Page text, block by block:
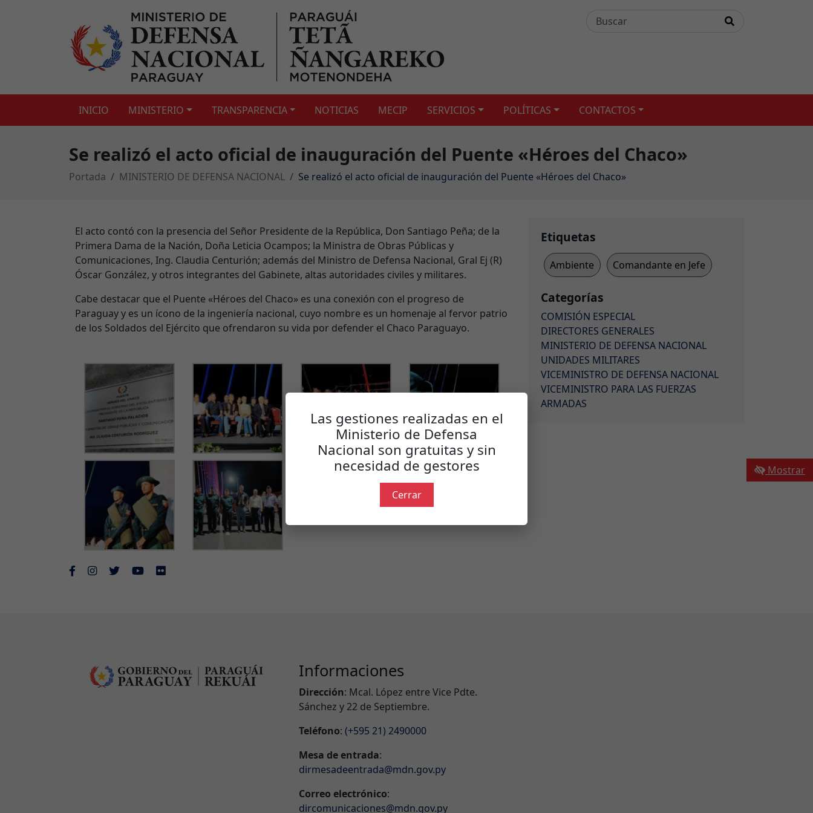
INICIO MINISTERIO TRANSPARENCIA NOTICIAS MECIP SERVICIOS POLÍTICAS CONTACTOS
Mostrar
Se realizó el acto oficial de inauguración del Puente «Héroes del Chaco»
Portada MINISTERIO DE DEFENSA NACIONAL Se realizó el acto oficial de inauguración del Puente «Héroes del Chaco»
El acto contó con la presencia del Señor Presidente de la República, Don Santiago Peña; de la
Primera Dama de la Nación, Doña Leticia Ocampos; la Ministra de Obras Públicas y
Comunicaciones, Ing. Claudia Centurión; además del Ministro de Defensa Nacional, Gral Ej (R)
Óscar González, y otros integrantes del Gabinete, altas autoridades civiles y militares.
Cabe destacar que el Puente «Héroes del Chaco» es una conexión con el progreso de
Paraguay y es un ícono de la ingeniería nacional, cuyo nombre es un homenaje al fervor patrio
de los Soldados del Ejército que ofrendaron su vida por defender el Chaco Paraguayo.
Etiquetas
Ambiente Comandante en Jefe
Categorías
COMISIÓN ESPECIAL
DIRECTORES GENERALES
MINISTERIO DE DEFENSA NACIONAL
UNIDADES MILITARES
VICEMINISTRO DE DEFENSA NACIONAL
VICEMINISTRO PARA LAS FUERZAS
ARMADAS
Informaciones
Dirección: Mcal. López entre Vice Pdte.
Sánchez y 22 de Septiembre.
Teléfono: (+595 21) 2490000
Mesa de entrada:
dirmesadeentrada@mdn.gov.py
Correo electrónico:
dircomunicaciones@mdn.gov.py
Las gestiones realizadas en el
Ministerio de Defensa
Nacional son gratuitas y sin
necesidad de gestores
Cerrar